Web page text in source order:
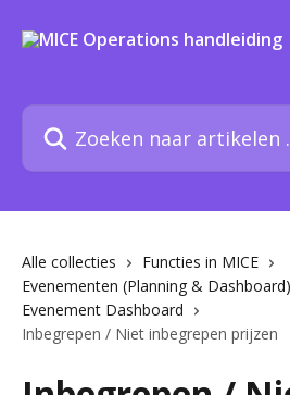
Zoeken naar artikelen ...
Alle collecties
Functies in MICE
Evenementen (Planning & Dashboard)
Evenement Dashboard
Inbegrepen / Niet inbegrepen prijzen